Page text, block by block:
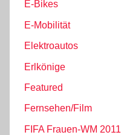
E-Bikes
E-Mobilität
Elektroautos
Erlkönige
Featured
Fernsehen/Film
FIFA Frauen-WM 2011